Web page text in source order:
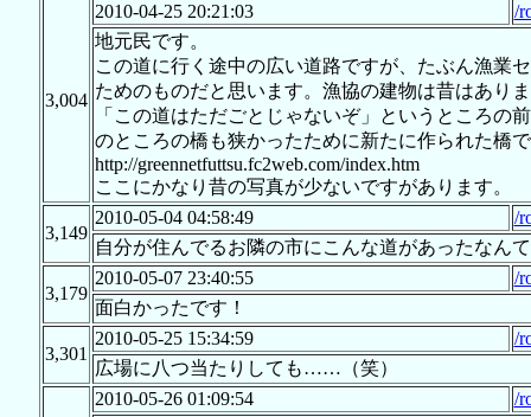
3,004
2010-04-25 20:21:03
/
地元民です。
この道に行く途中の広い道路ですが、たぶん漁業
ためのものだと思います。漁協の建物は昔はあり
「この道はただごとじゃないぞ」というところの
のところの橋も狭かったために新たに作られた橋
http://greennetfuttsu.fc2web.com/index.htm
ここにかなり昔の写真が少ないですがあります。
3,149
2010-05-04 04:58:49
/
自分が住んでるお隣の市にこんな道があったなん
3,179
2010-05-07 23:40:55
/
面白かったです！
3,301
2010-05-25 15:34:59
/
広場に八つ当たりしても……（笑）
2010-05-26 01:09:54
/